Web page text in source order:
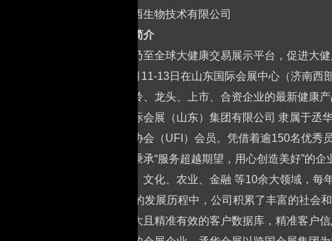
济南鑫贝西生物技术有限公司
一、展会简介
搭建我国乃至全球大健康交易展示平台，促进大
2025年9月11-13日在山东国际会展中心（济南
角兽、瞪羚、龙头、上市、合资企业的最新健康
新丞华国际会展（山东）集团有限公司 隶属于
界展览业协会（UFI）会员。凭借着逾150名优秀
丞华会展秉承“服务超越期望，用心创造美好”的
流、旅游、文化、农业、金融 等10余大领域，
在近20年的发展历程中，公司积累了丰富的社会
有数量庞大且精准有效的客户数据库，精准客户